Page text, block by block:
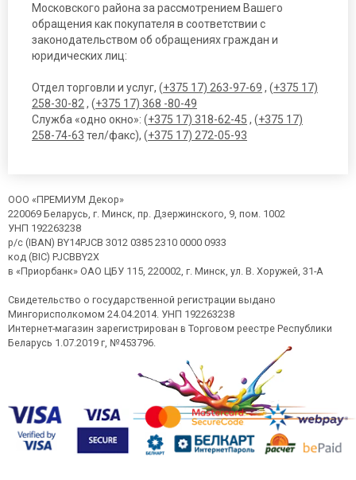
Московского района за рассмотрением Вашего
обращения как покупателя в соответствии с
законодательством об обращениях граждан и
юридических лиц:
Отдел торговли и услуг, (+375 17) 263-97-69 , (+375 17)
258-30-82 , (+375 17) 368 -80-49
Служба «одно окно»: (+375 17) 318-62-45 , (+375 17)
258-74-63 тел/факс), (+375 17) 272-05-93
ООО «ПРЕМИУМ Декор»
220069 Беларусь, г. Минск, пр. Дзержинского, 9, пом. 1002
УНП 192263238
р/с (IBAN) BY14PJCB 3012 0385 2310 0000 0933
код (BIC) PJCBBY2X
в «Приорбанк» ОАО ЦБУ 115, 220002, г. Минск, ул. В. Хоружей, 31-А
Свидетельство о государственной регистрации выдано
Мингорисполкомом 24.04.2014. УНП 192263238
Интернет-магазин зарегистрирован в Торговом реестре Республики
Беларусь 1.07.2019 г, №453796.